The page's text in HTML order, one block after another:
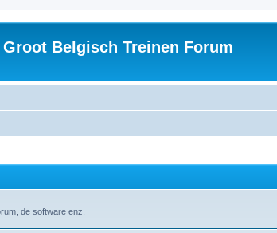
Groot Belgisch Treinen Forum
de software enz.